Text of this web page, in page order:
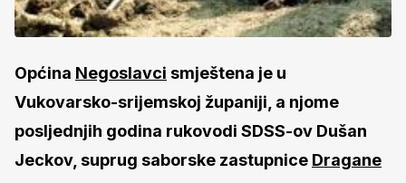
Općina Negoslavci smještena je u
Vukovarsko-srijemskoj županiji, a njome
posljednjih godina rukovodi SDSS-ov Dušan
Jeckov, suprug saborske zastupnice Dragane